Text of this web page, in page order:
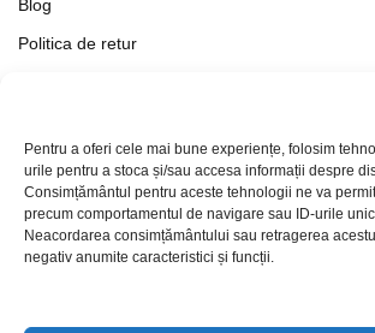
Pentru a oferi cele mai bune experiențe, folosim
urile pentru a stoca și/sau accesa informații despre
Consimțământul pentru aceste tehnologii ne va
precum comportamentul de navigare sau ID-urile
Neacordarea consimțământului sau retragerea
negativ anumite caracteristici și funcții.
Blog
Politica de retur
Politica de Confidențialitate
Politica de cookies
Setări Cookie-uri
Contact